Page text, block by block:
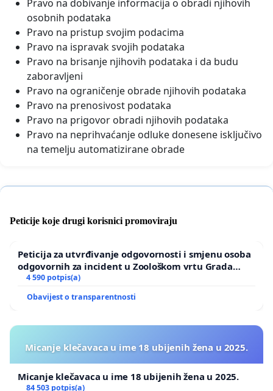
Pravo na dobivanje informacija o obradi njihovih
osobnih podataka
Pravo na pristup svojim podacima
Pravo na ispravak svojih podataka
Pravo na brisanje njihovih podataka i da budu
zaboravljeni
Pravo na ograničenje obrade njihovih podataka
Pravo na prenosivost podataka
Pravo na prigovor obradi njihovih podataka
Pravo na neprihvaćanje odluke donesene isključivo
na temelju automatizirane obrade
Peticije koje drugi korisnici promoviraju
Peticija za utvrđivanje odgovornosti i smjenu osoba
odgovornih za incident u Zoološkom vrtu Grada
Zagreba
4 590 potpis(a)
Obavijest o transparentnosti
Micanje klečavaca u ime 18 ubijenih žena u 2025.
Micanje klečavaca u ime 18 ubijenih žena u 2025.
84 503 potpis(a)